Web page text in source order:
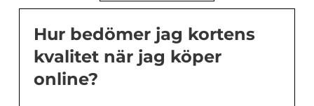
Hur bedömer jag kortens
kvalitet när jag köper
online?